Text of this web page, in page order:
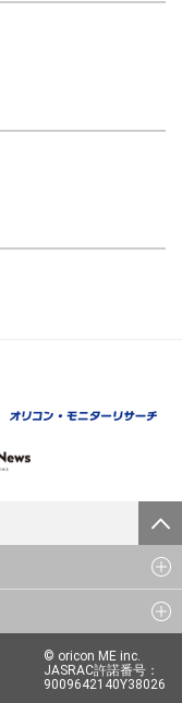
© oricon ME inc.
JASRAC許諾番号：
9009642140Y38026